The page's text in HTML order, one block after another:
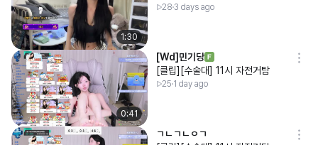
1:30
28 3 days ago
0:41
[Wd]민기당
[클립][수술대] 11시 자전거탐
25 1 day ago
ㄱㄴㄱㄴㅇㄱ